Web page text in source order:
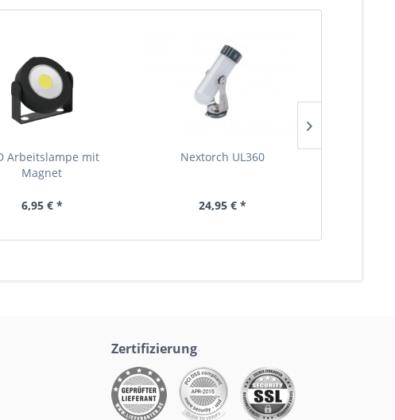
Arbeitslampe mit
Magnet
6,95 € *
Nextorch UL360
24,95 € *
Zertifizierung